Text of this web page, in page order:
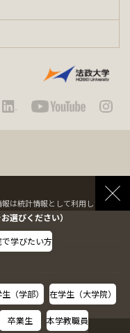
は統計情報として利用します。
選びください）
学びたい方
（学部） 在学生（大学院）
卒業生 本学教職員